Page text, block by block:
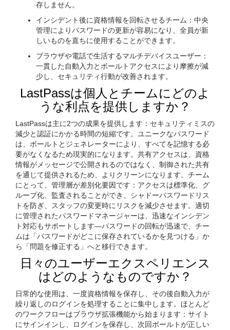
存しません。
インシデント後に資格情報を回転させるチーム：中央
管理によりパスワードの更新が容易になり、全員が新
しいものを直ちに使用することができます。
ブラウザや電話で生活するマルチデバイスユーザー：
一貫した自動入力とボールトアクセスにより摩擦が減
少し、セキュリティ行動が改善されます。
LastPassは個人とチームにどのよ
うな利点を提供しますか？
LastPassは主に2つの成果を提供します：セキュリティミスの
減少と認証にかかる時間の短縮です。ユニークなパスワード
は、ボールトとジェネレーターにより、すべてを記憶する必
要がなくなるため現実的になります。共有アクセスは、資格
情報がメッセージで公開されるのではなく、制御された共有
を通じて提供されるため、よりクリーンになります。チーム
にとって、管理層が差別化要因です：アクセスは標準化、グ
ループ化、監査されることができ、シャドーパスワードリス
トを防ぎ、スタッフの変更時にリスクを減少させます。適切
に管理されたパスワードマネージャーは、迅速なインシデン
ト対応もサポートします—パスワードの回転が迅速で、チー
ムは「パスワードがどこに保存されているかを見つける」か
ら「問題を修正する」へと移行できます。
日々のユーザーエクスペリエンス
はどのようなものですか？
日常的な使用は、一度資格情報を保存し、その後自動入力が
繰り返しのログインを処理することに集中します。ほとんど
のワークフローはブラウザ拡張機能から始まります：サイト
にサインインし、ログインを保存し、次回ボールトが正しい